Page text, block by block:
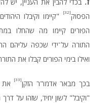
הפסוק[32]
"קיימו וקיבלו
הפורים קיימו מה שהחלו
התורה על־ידי שכפה עליהם
ואילו בימי הפורים קבלו את
בכך מבאר אדמו"ר הזקן[33] את
"וקיבל" לשון יחיד, שזהו על